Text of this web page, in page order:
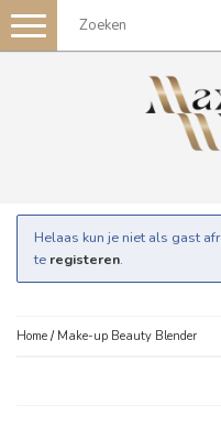
Toggle
navigation
Helaas kun je niet als gast
te registeren.
Home / Make-up Beauty Blender